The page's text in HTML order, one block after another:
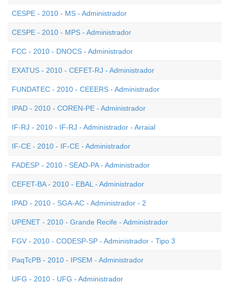
CESPE - 2010 - MS - Administrador
CESPE - 2010 - MPS - Administrador
FCC - 2010 - DNOCS - Administrador
EXATUS - 2010 - CEFET-RJ - Administrador
FUNDATEC - 2010 - CEEERS - Administrador
IPAD - 2010 - COREN-PE - Administrador
IF-RJ - 2010 - IF-RJ - Administrador - Arraial
IF-CE - 2010 - IF-CE - Administrador
FADESP - 2010 - SEAD-PA - Administrador
CEFET-BA - 2010 - EBAL - Administrador
IPAD - 2010 - SGA-AC - Administrador - 2
UPENET - 2010 - Grande Recife - Administrador
FGV - 2010 - CODESP-SP - Administrador - Tipo 3
PaqTcPB - 2010 - IPSEM - Administrador
UFG - 2010 - UFG - Administrador